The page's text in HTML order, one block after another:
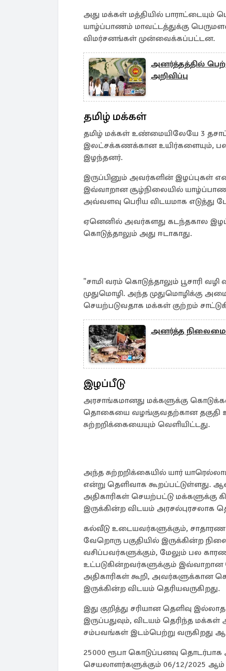
அது மக்கள் மத்தியில் பாராட்டையும்
யாழ்ப்பாணம் மாவட்டத்துக்கு
விமர்சனங்கள் முன்வைக்கப்பட்டன.
அனர்த்தத்தில்
அறிவிப்பு
தமிழ் மக்கள்
தமிழ் மக்கள் உண்மையிலேயே 3
இலட்சக்கணக்கான உயிர்களையும்,
இழந்தனர்.
இருப்பினும் அவர்களின் இழப்புகள்
இவ்வாறான சூழ்நிலையில்
அவ்வளவு பெரிய விடயமாக
ஏனெனில் அவர்களது கடந்தகால
கொடுத்தாலும் அது ஈடாகாது.
"சாமி வரம் கொடுத்தாலும் பூசாரி
முதுமொழி. அந்த முதுமொழிக்கு
செயற்படுவதாக மக்கள் குற்றம்
அனர்த்த
இழப்பீடு
அரசாங்கமானது மக்களுக்கு
தொகையை வழங்குவதற்கான தகுதி
சுற்றறிக்கையையும் வெளியிட்டது.
அந்த சுற்றறிக்கையில் யார்
என்று தெளிவாக கூறப்பட்டுள்ளது.
அதிகாரிகள் செயற்பட்டு மக்களுக்கு
இருக்கின்ற விடயம் அரசல்புரசலாக
கல்வீடு உடையவர்களுக்கும், சாதாரண
வேறொரு பகுதியில் இருக்கின்ற
வசிப்பவர்களுக்கும், மேலும் பல
உட்படுகின்றவர்களுக்கும்
அதிகாரிகள் கூறி, அவர்களுக்கான
இருக்கின்ற விடயம் தெரியவருகிறது.
இது குறித்து சரியான தெளிவு
இருப்பதுவும், விடயம் தெரிந்த
சம்பவங்கள் இடம்பெற்று வருகிறது
25000 ரூபா கொடுப்பனவு
செயலாளர்களுக்கும் 06/12/2025